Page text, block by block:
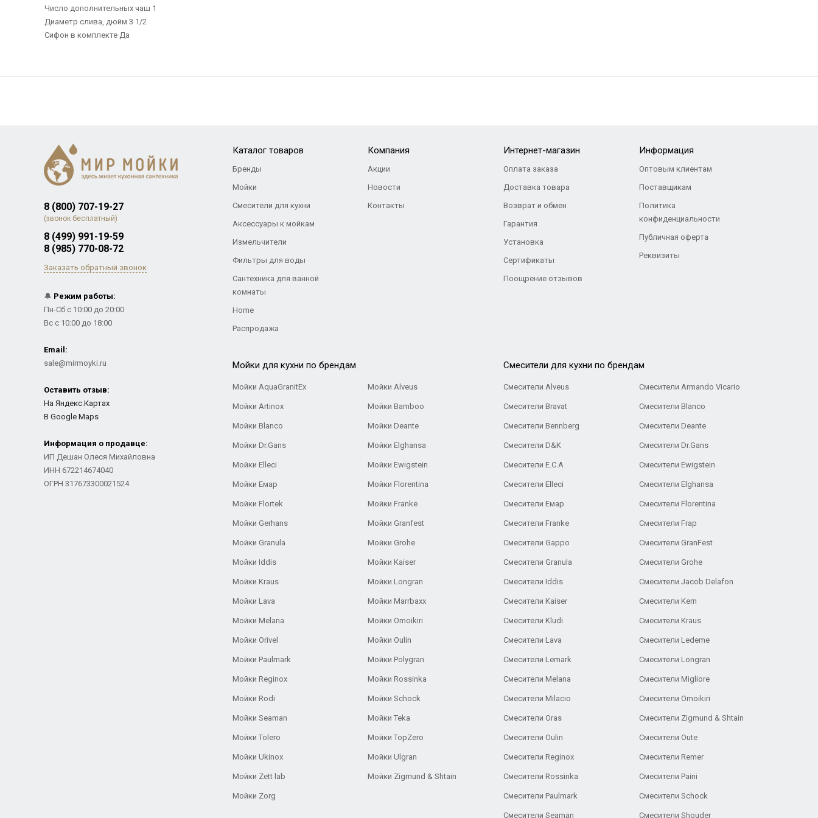
Число дополнительных чаш 1
Диаметр слива, дюйм 3 1/2
Сифон в комплекте Да
8 (800) 707-19-27
(звонок бесплатный)
8 (499) 991-19-59
8 (985) 770-08-72
Заказать обратный звонок
🔔 Режим работы:
Пн-Сб с 10:00 до 20:00
Вс с 10:00 до 18:00
Email:
sale@mirmoyki.ru
Оставить отзыв:
На Яндекс.Картах
В Google Maps
Информация о продавце:
ИП Дешан Олеся Михайловна
ИНН 672214674040
ОГРН 317673300021524
Каталог товаров
Бренды
Мойки
Смесители для кухни
Аксессуары к мойкам
Измельчители
Фильтры для воды
Сантехника для ванной
комнаты
Home
Распродажа
Компания
Акции
Новости
Контакты
Интернет-магазин
Оплата заказа
Доставка товара
Возврат и обмен
Гарантия
Установка
Сертификаты
Поощрение отзывов
Информация
Оптовым клиентам
Поставщикам
Политика
конфиденциальности
Публичная оферта
Реквизиты
Мойки для кухни по брендам
Мойки AquaGranitEx Мойки Alveus
Мойки Artinox Мойки Bamboo
Мойки Blanco Мойки Deante
Мойки Dr.Gans Мойки Elghansa
Мойки Elleci Мойки Ewigstein
Мойки Емар Мойки Florentina
Мойки Flortek Мойки Franke
Мойки Gerhans Мойки Granfest
Мойки Granula Мойки Grohe
Мойки Iddis Мойки Kaiser
Мойки Kraus Мойки Longran
Мойки Lava Мойки Marrbaxx
Мойки Melana Мойки Omoikiri
Мойки Orivel Мойки Oulin
Мойки Paulmark Мойки Polygran
Мойки Reginox Мойки Rossinka
Мойки Rodi Мойки Schock
Мойки Seaman Мойки Teka
Мойки Tolero Мойки TopZero
Мойки Ukinox Мойки Ulgran
Мойки Zett lab Мойки Zigmund & Shtain
Мойки Zorg
Cмесители для кухни по брендам
Смесители Alveus Смесители Armando Vicario
Смесители Bravat Смесители Blanco
Смесители Bennberg Смесители Deante
Смесители D&K Смесители Dr.Gans
Смесители E.C.A Cмесители Ewigstein
Смесители Elleci Смесители Elghansa
Смесители Емар Смесители Florentina
Смесители Franke Смесители Frap
Смесители Gappo Смесители GranFest
Смесители Granula Смесители Grohe
Смесители Iddis Смесители Jacob Delafon
Смесители Kaiser Смесители Kern
Смесители Kludi Смесители Kraus
Смесители Lava Смесители Ledeme
Смесители Lemark Смесители Longran
Смесители Melana Смесители Migliore
Смесители Milacio Смесители Omoikiri
Смесители Oras Смесители Zigmund & Shtain
Смесители Oulin Смесители Oute
Смесители Reginox Смесители Remer
Смесители Rossinka Смесители Paini
Смесители Paulmark Смесители Schock
Смесители Seaman Смесители Shouder